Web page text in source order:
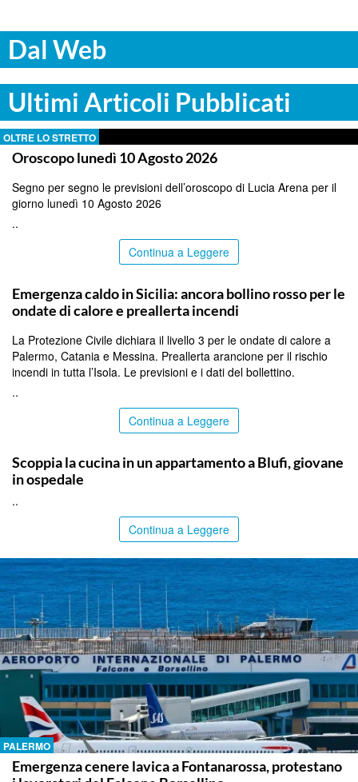
Dal Web
Ultimi Articoli Pubblicati
OLTRE LO STRETTO
Oroscopo lunedì 10 Agosto 2026
Segno per segno le previsioni dell’oroscopo di Lucia Arena per il
giorno lunedì 10 Agosto 2026
..
Continua a Leggere
Emergenza caldo in Sicilia: ancora bollino rosso per le
ondate di calore e preallerta incendi
La Protezione Civile dichiara il livello 3 per le ondate di calore a
Palermo, Catania e Messina. Preallerta arancione per il rischio
incendi in tutta l’Isola. Le previsioni e i dati del bollettino.
..
Continua a Leggere
Scoppia la cucina in un appartamento a Blufi, giovane
in ospedale
..
Continua a Leggere
PALERMO
Emergenza cenere lavica a Fontanarossa, protestano